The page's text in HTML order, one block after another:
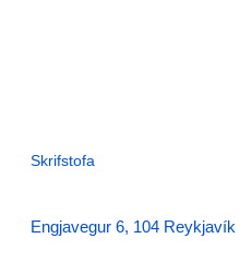
Skrifstofa
Engjavegur 6, 104 Reykjavík